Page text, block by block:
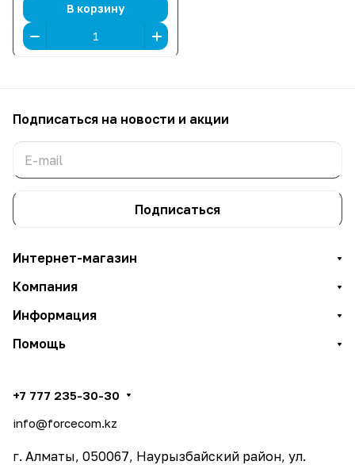
В корзину
Подписаться на новости и акции
Подписаться
Интернет-магазин
Компания
Информация
Помощь
+7 777 235-30-30
info@forcecom.kz
г. Алматы, 050067, Наурызбайский район, ул.